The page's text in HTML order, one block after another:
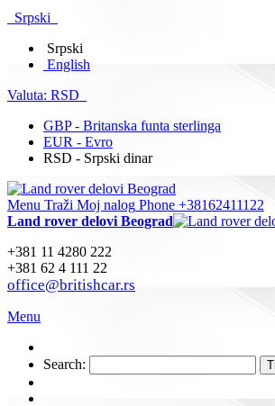
Srpski
Srpski
English
Valuta: RSD
GBP - Britanska funta sterlinga
EUR - Evro
RSD - Srpski dinar
Menu Traži Moj nalog Phone +38162411122
Land rover delovi Beograd
+381 11 4280 222
+381 62 4 111 22
office@britishcar.rs
Menu
Search: